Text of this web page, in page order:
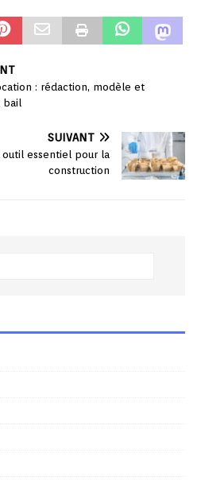
: rédaction, modèle et
bail
SUIVANT
outil essentiel pour la
construction